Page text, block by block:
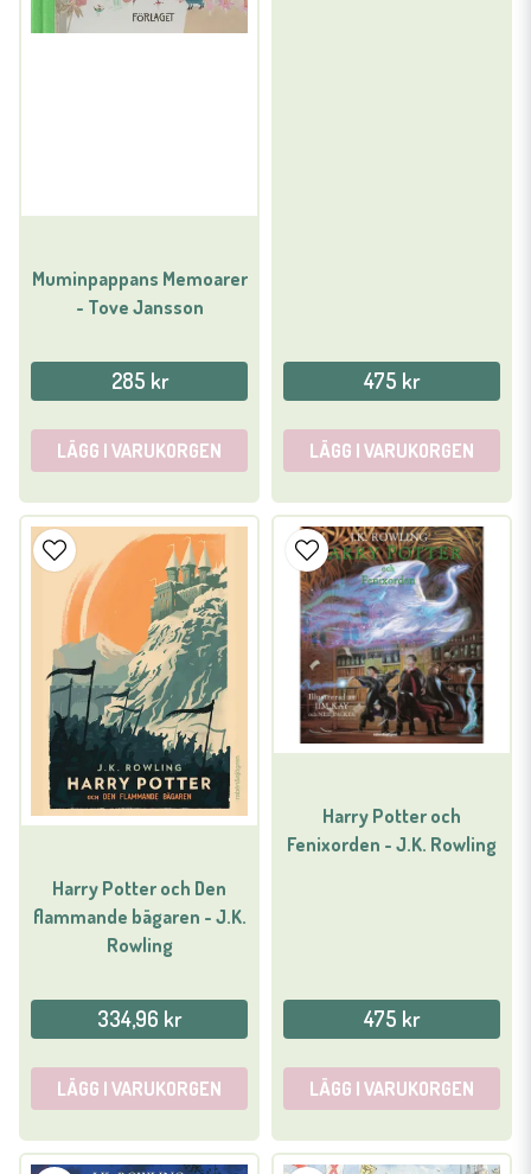
Muminpappans Memoarer
- Tove Jansson
285 kr
LÄGG I VARUKORGEN
475 kr
LÄGG I VARUKORGEN
Harry Potter och Den
flammande bägaren - J.K.
Rowling
334,96 kr
LÄGG I VARUKORGEN
Harry Potter och
Fenixorden - J.K. Rowling
475 kr
LÄGG I VARUKORGEN